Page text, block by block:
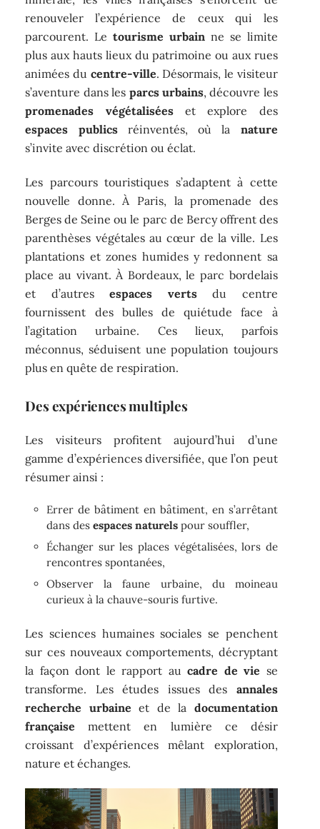
renouveler l’expérience de ceux qui les
parcourent. Letourisme urbain ne se limite
plus aux hauts lieux du patrimoine ou aux rues
animées du centre-ville. Désormais, le visiteur
s’aventure dans les parcs urbains, découvre les
promenades végétaliséeset explore des
espaces publicsréinventés, où la nature
s’invite avec discrétion ou éclat.
Les parcours touristiques s’adaptent à cette
nouvelle donne. À Paris, la promenade des
Berges de Seine ou le parc de Bercy offrent des
parenthèses végétales au cœur de la ville. Les
plantations et zones humides y redonnent sa
place au vivant. À Bordeaux, le parc bordelais
et d’autresespaces vertsdu centre
fournissent des bulles de quiétude face à
l’agitation urbaine. Ces lieux, parfois
méconnus, séduisent une population toujours
plus en quête de respiration.
Des expériences multiples
Les visiteurs profitent aujourd’hui d’une
gamme d’expériences diversifiée, que l’on peut
résumer ainsi :
Errer de bâtiment en bâtiment, en s’arrêtant
dans desespaces naturels pour souffler,
Échanger sur les places végétalisées, lors de
rencontres spontanées,
Observer la faune urbaine, du moineau
curieux à la chauve-souris furtive.
Les sciences humaines sociales se penchent
sur ces nouveaux comportements, décryptant
la façon dont le rapport aucadre de vie se
transforme. Les études issues des annales
recherche urbaine et de la documentation
française mettent en lumière ce désir
croissant d’expériences mêlant exploration,
nature et échanges.